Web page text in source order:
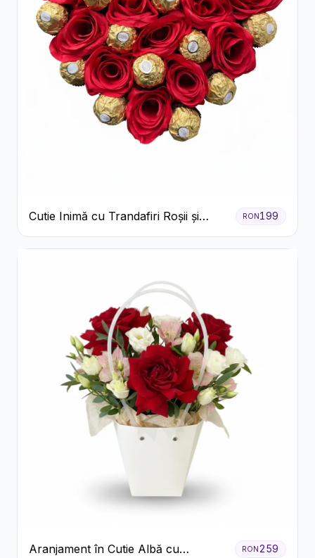
Cutie Inimă cu Trandafiri Roșii și
Ferrero Rocher
RON199
Aranjament în Cutie Albă cu
RON259